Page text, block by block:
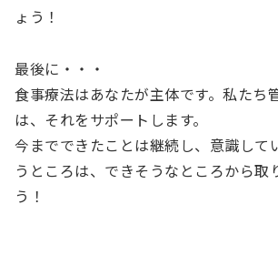
ょう！
最後に・・・
食事療法はあなたが主体です。私たち
は、それをサポートします。
今までできたことは継続し、意識して
うところは、できそうなところから取
う！